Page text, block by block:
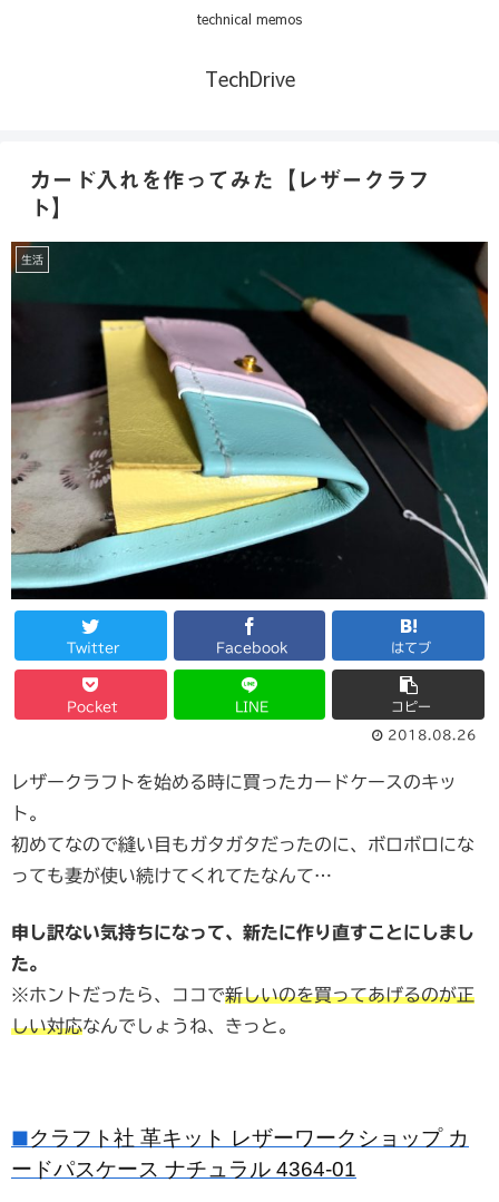
technical memos
TechDrive
カード入れを作ってみた【レザークラフ
ト】
生活
Twitter Facebook はてブ
Pocket LINE コピー
2018.08.26
レザークラフトを始める時に買ったカードケースのキッ
ト。
初めてなので縫い目もガタガタだったのに、ボロボロにな
っても妻が使い続けてくれてたなんて…
申し訳ない気持ちになって、新たに作り直すことにしまし
た。
※ホントだったら、ココで新しいのを買ってあげるのが正
しい対応なんでしょうね、きっと。
■クラフト社 革キット レザーワークショップ カ
ードパスケース ナチュラル 4364-01